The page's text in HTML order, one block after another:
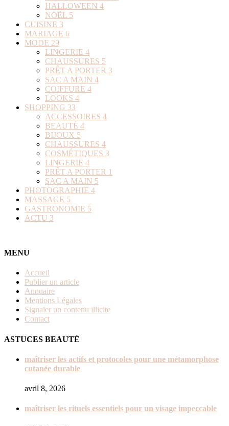
HALLOWEEN 4
NOËL 5
CUISINE 3
MARIAGE 6
MODE 29
LINGERIE 4
CHAUSSURES 5
PRÊT A PORTER 3
SAC A MAIN 4
COIFFURE 4
LOOKS 4
SHOPPING 33
ACCESSOIRES 4
BEAUTÉ 4
BIJOUX 5
CHAUSSURES 4
COSMÉTIQUES 3
LINGERIE 4
PRÊT A PORTER 1
SAC A MAIN 5
PHOTOGRAPHIE 4
MASSAGE 5
GASTRONOMIE 5
ACTU 3
MENU
Accueil
Publier un article
Annuaire
Mentions Légales
Signaler un contenu illicite
Contact
ASTUCES BEAUTÉ
maîtriser les actifs et protocoles pour une métamorphose
cutanée durable
avril 8, 2026
maîtriser les rituels essentiels pour un visage impeccable